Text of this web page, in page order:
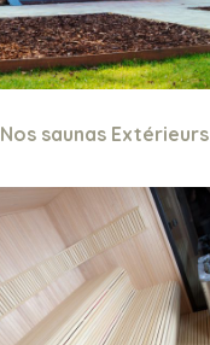
Nos saunas Extérieurs